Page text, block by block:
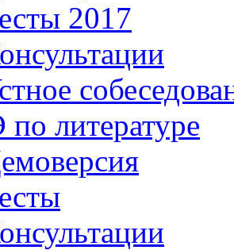
2017
литературе